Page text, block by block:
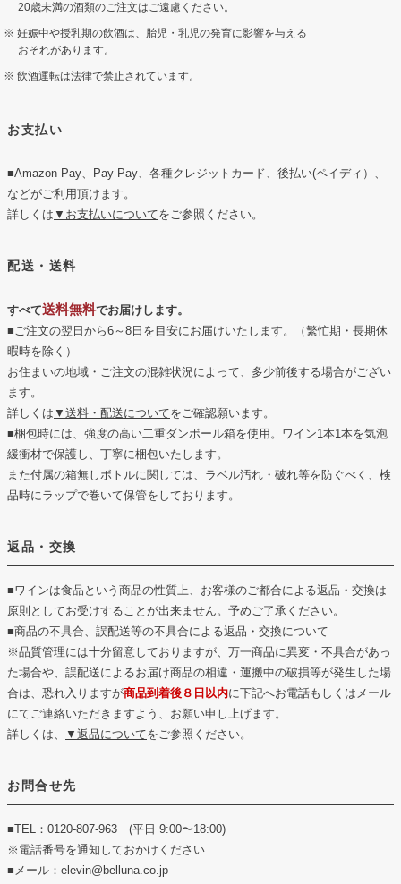
20歳未満の酒類のご注文はご遠慮ください。
妊娠中や授乳期の飲酒は、胎児・乳児の発育に影響を与える
おそれがあります。
飲酒運転は法律で禁止されています。
お支払い
■Amazon Pay、Pay Pay、各種クレジットカード、後払い(ペイディ）、
などがご利用頂けます。
詳しくは ▼お支払いについてをご参照ください。
配送・送料
すべて送料無料でお届けします。
■ご注文の翌日から6～8日を目安にお届けいたします。（繁忙期・長期休
暇時を除く）
お住まいの地域・ご注文の混雑状況によって、多少前後する場合がござい
ます。
詳しくは ▼送料・配送についてをご確認願います。
■梱包時には、強度の高い二重ダンボール箱を使用。ワイン1本1本を気泡
緩衝材で保護し、丁寧に梱包いたします。
また付属の箱無しボトルに関しては、ラベル汚れ・破れ等を防ぐべく、検
品時にラップで巻いて保管をしております。
返品・交換
■ワインは食品という商品の性質上、お客様のご都合による返品・交換は
原則としてお受けすることが出来ません。予めご了承ください。
■商品の不具合、誤配送等の不具合による返品・交換について
※品質管理には十分留意しておりますが、万一商品に異変・不具合があっ
た場合や、誤配送によるお届け商品の相違・運搬中の破損等が発生した場
合は、恐れ入りますが商品到着後８日以内に下記へお電話もしくはメール
にてご連絡いただきますよう、お願い申し上げます。
詳しくは、
▼返品についてをご参照ください。
お問合せ先
■TEL：0120-807-963 (平日 9:00〜18:00)
※電話番号を通知しておかけください
■メール：elevin@belluna.co.jp